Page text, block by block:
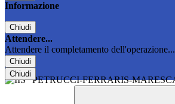
Informazione
Chiudi
Attendere...
Attendere il completamento dell'operazione...
Chiudi
Chiudi